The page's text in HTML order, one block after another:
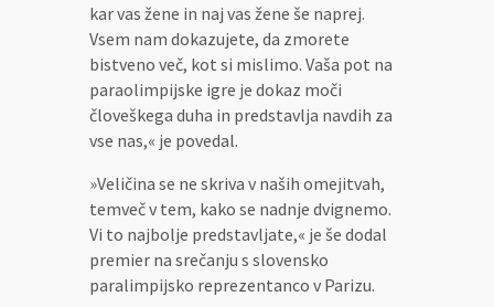
kar vas žene in naj vas žene še naprej.
Vsem nam dokazujete, da zmorete
bistveno več, kot si mislimo. Vaša pot na
paraolimpijske igre je dokaz moči
človeškega duha in predstavlja navdih za
vse nas,« je povedal.
»Veličina se ne skriva v naših omejitvah,
temveč v tem, kako se nadnje dvignemo.
Vi to najbolje predstavljate,« je še dodal
premier na srečanju s slovensko
paralimpijsko reprezentanco v Parizu.